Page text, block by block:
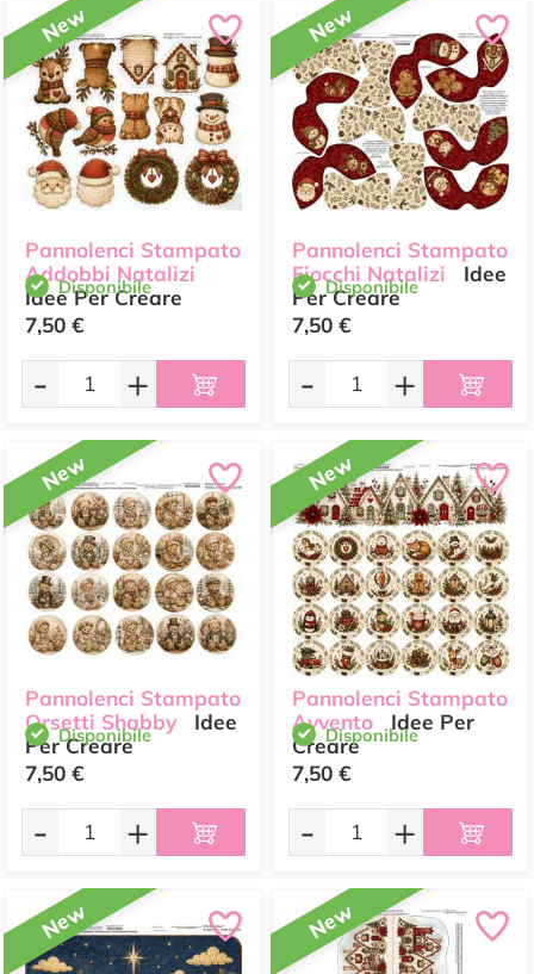
New
Pannolenci Stampato
Addobbi Natalizi
Idee Per Creare
Disponibile
7,50 €
- +
New
Pannolenci Stampato
Fiocchi Natalizi
Idee
Per Creare
Disponibile
7,50 €
- +
New
Pannolenci Stampato
Orsetti Shabby
Idee
Per Creare
Disponibile
7,50 €
- +
New
Pannolenci Stampato
Avvento
Idee Per
CreareDisponibile
7,50 €
- +
New New